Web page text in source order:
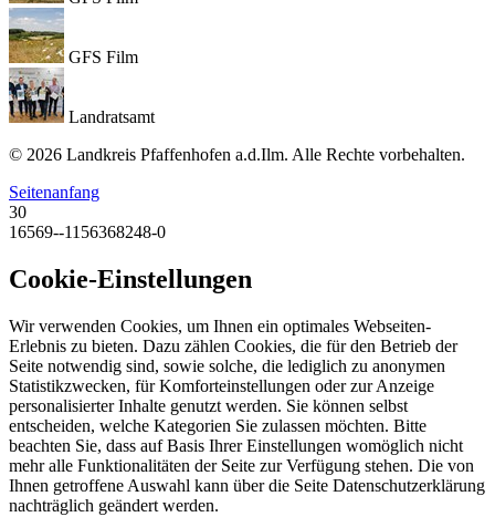
GFS Film
Landratsamt
© 2026 Landkreis Pfaffenhofen a.d.Ilm. Alle Rechte vorbehalten.
Seitenanfang
30
16569--1156368248-0
Cookie-Einstellungen
Wir verwenden Cookies, um Ihnen ein optimales Webseiten-
Erlebnis zu bieten. Dazu zählen Cookies, die für den Betrieb der
Seite notwendig sind, sowie solche, die lediglich zu anonymen
Statistikzwecken, für Komforteinstellungen oder zur Anzeige
personalisierter Inhalte genutzt werden. Sie können selbst
entscheiden, welche Kategorien Sie zulassen möchten. Bitte
beachten Sie, dass auf Basis Ihrer Einstellungen womöglich nicht
mehr alle Funktionalitäten der Seite zur Verfügung stehen. Die von
Ihnen getroffene Auswahl kann über die Seite Datenschutzerklärung
nachträglich geändert werden.